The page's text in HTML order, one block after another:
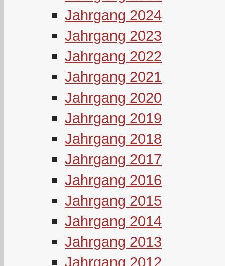
Jahrgang 2024
Jahrgang 2023
Jahrgang 2022
Jahrgang 2021
Jahrgang 2020
Jahrgang 2019
Jahrgang 2018
Jahrgang 2017
Jahrgang 2016
Jahrgang 2015
Jahrgang 2014
Jahrgang 2013
Jahrgang 2012